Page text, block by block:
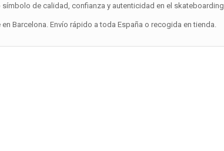
de calidad, confianza y autenticidad en el skateboarding.
Barcelona. Envío rápido a toda España o recogida en tienda.